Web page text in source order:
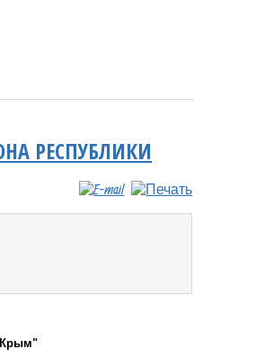
РЕСПУБЛИКИ
Крым"